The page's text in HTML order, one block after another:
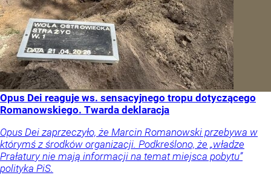
Opus Dei reaguje ws. sensacyjnego tropu dotyczącego
Romanowskiego. Twarda deklaracja
Opus Dei zaprzeczyło, że Marcin Romanowski przebywa w
którymś z środków organizacji. Podkreślono, że „władze
Prałatury nie mają informacji na temat miejsca pobytu”
polityka PiS.